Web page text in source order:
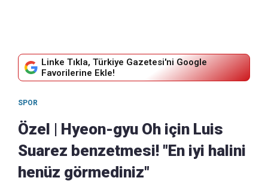
Linke Tıkla, Türkiye Gazetesi'ni Google
Favorilerine Ekle!
SPOR
Özel | Hyeon-gyu Oh için Luis
Suarez benzetmesi! "En iyi halini
henüz görmediniz"